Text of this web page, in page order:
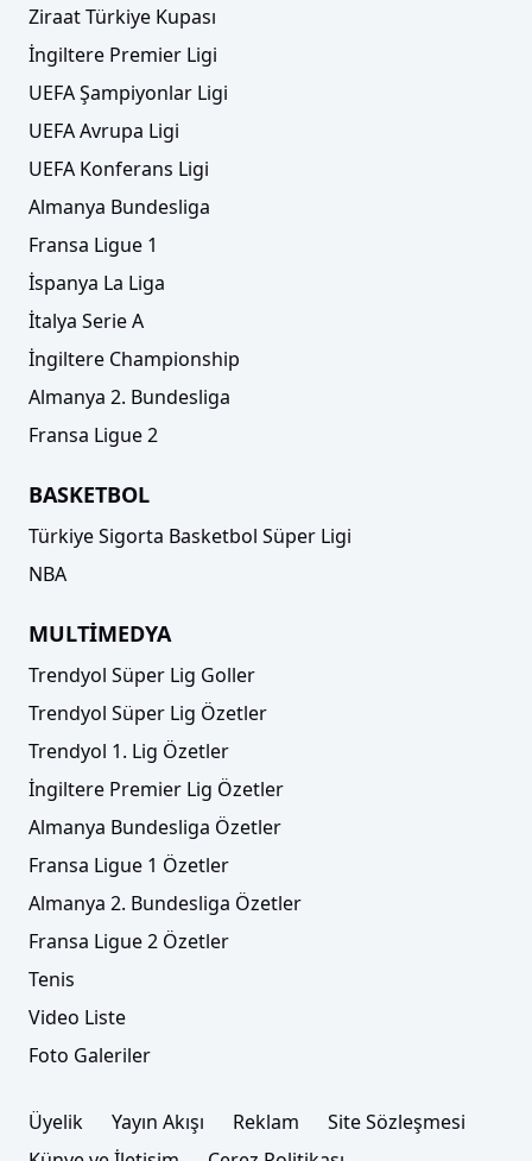
Ziraat Türkiye Kupası
İngiltere Premier Ligi
UEFA Şampiyonlar Ligi
UEFA Avrupa Ligi
UEFA Konferans Ligi
Almanya Bundesliga
Fransa Ligue 1
İspanya La Liga
İtalya Serie A
İngiltere Championship
Almanya 2. Bundesliga
Fransa Ligue 2
BASKETBOL
Türkiye Sigorta Basketbol Süper Ligi
NBA
MULTİMEDYA
Trendyol Süper Lig Goller
Trendyol Süper Lig Özetler
Trendyol 1. Lig Özetler
İngiltere Premier Lig Özetler
Almanya Bundesliga Özetler
Fransa Ligue 1 Özetler
Almanya 2. Bundesliga Özetler
Fransa Ligue 2 Özetler
Tenis
Video Liste
Foto Galeriler
Üyelik Yayın Akışı Reklam
Site Sözleşmesi